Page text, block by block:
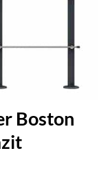
Boston